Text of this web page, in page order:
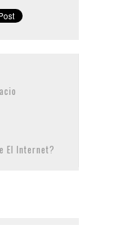
El Internet?